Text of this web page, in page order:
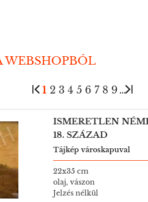
WEBSHOPBÓL
1 2 3 4 5 6 7 8 9 …
ISMERETLEN
18. SZÁZAD
Tájkép városkapuval
22x35 cm
olaj, vászon
Jelzés nélkül